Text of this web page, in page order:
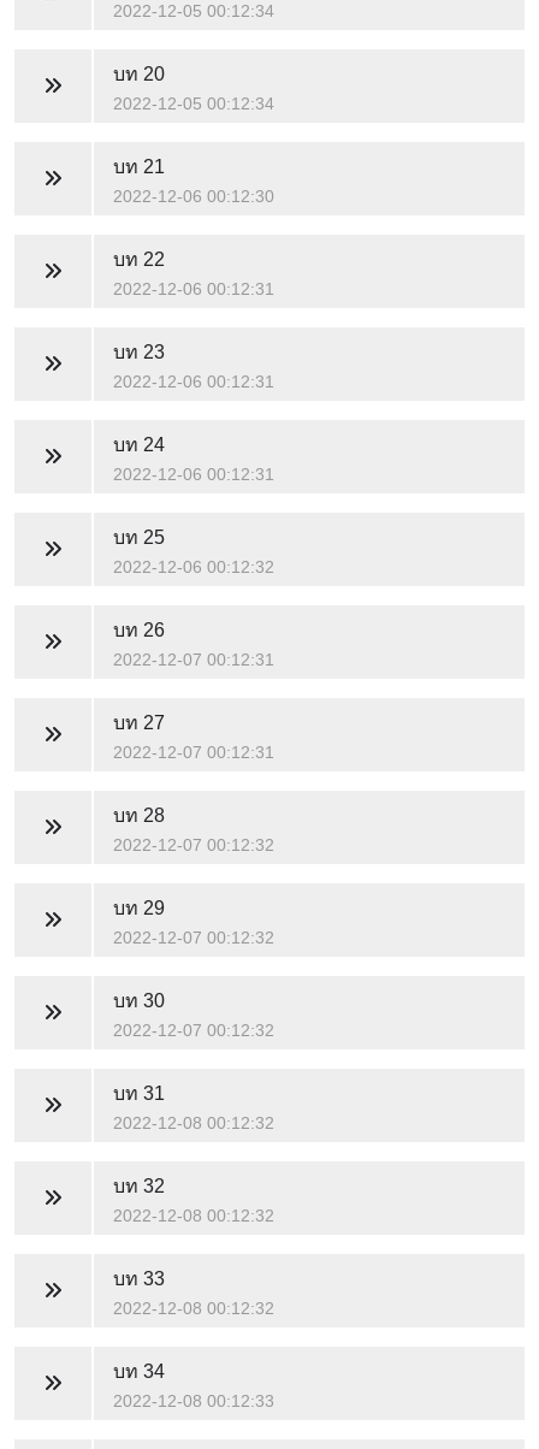
2022-12-05 00:12:34
บท 20
2022-12-05 00:12:34
บท 21
2022-12-06 00:12:30
บท 22
2022-12-06 00:12:31
บท 23
2022-12-06 00:12:31
บท 24
2022-12-06 00:12:31
บท 25
2022-12-06 00:12:32
บท 26
2022-12-07 00:12:31
บท 27
2022-12-07 00:12:31
บท 28
2022-12-07 00:12:32
บท 29
2022-12-07 00:12:32
บท 30
2022-12-07 00:12:32
บท 31
2022-12-08 00:12:32
บท 32
2022-12-08 00:12:32
บท 33
2022-12-08 00:12:32
บท 34
2022-12-08 00:12:33